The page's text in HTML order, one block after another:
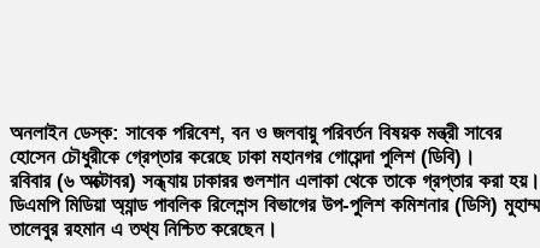
অনলাইন ডেস্ক: সাবেক পরিবেশ, বন ও জলবায়ু পরিবর্তন বিষয়ক মন্ত্রী সাবের
হোসেন চৌধুরীকে গ্রেপ্তার করেছে ঢাকা মহানগর গোয়েন্দা পুলিশ (ডিবি)।
রবিবার (৬ অক্টোবর) সন্ধ্যায় ঢাকারর গুলশান এলাকা থেকে তাকে গ্রপ্তার করা হয়।
ডিএমপি মিডিয়া অ্যান্ড পাবলিক রিলেশন্স বিভাগের উপ-পুলিশ কমিশনার (ডিসি)
তালেবুর রহমান এ তথ্য নিশ্চিত করেছেন।